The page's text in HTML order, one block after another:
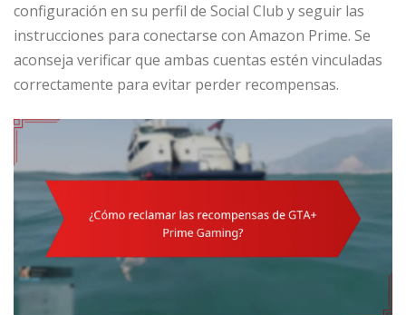
configuración en su perfil de Social Club y seguir las
instrucciones para conectarse con Amazon Prime. Se
aconseja verificar que ambas cuentas estén vinculadas
correctamente para evitar perder recompensas.